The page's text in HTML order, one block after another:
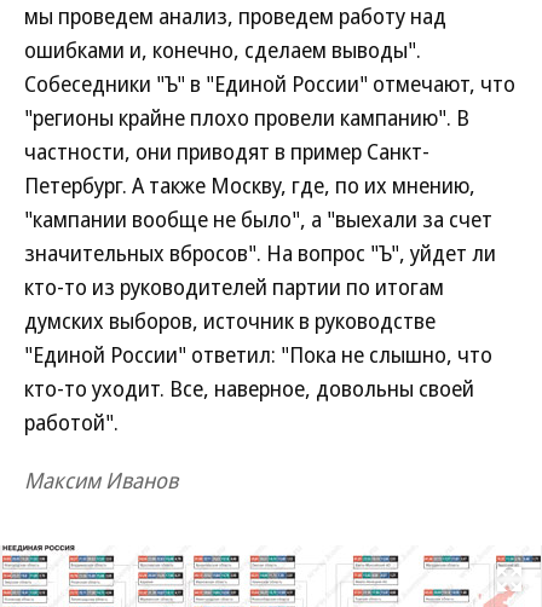
мы проведем анализ, проведем работу над
ошибками и, конечно, сделаем выводы".
Собеседники "Ъ" в "Единой России" отмечают, что
"регионы крайне плохо провели кампанию". В
частности, они приводят в пример Санкт-
Петербург. А также Москву, где, по их мнению,
"кампании вообще не было", а "выехали за счет
значительных вбросов". На вопрос "Ъ", уйдет ли
кто-то из руководителей партии по итогам
думских выборов, источник в руководстве
"Единой России" ответил: "Пока не слышно, что
кто-то уходит. Все, наверное, довольны своей
работой".
Максим Иванов
Развернуть